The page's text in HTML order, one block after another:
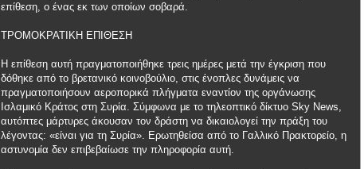
επίθεση, ο ένας εκ των οποίων σοβαρά.
ΤΡΟΜΟΚΡΑΤΙΚΗ ΕΠΙΘΕΣΗ
Η επίθεση αυτή πραγματοποιήθηκε τρεις ημέρες μετά την έγκριση που
δόθηκε από το βρετανικό κοινοβούλιο, στις ένοπλες δυνάμεις να
πραγματοποιήσουν αεροπορικά πλήγματα εναντίον της οργάνωσης
Ισλαμικό Κράτος στη Συρία. Σύμφωνα με το τηλεοπτικό δίκτυο Sky News,
αυτόπτες μάρτυρες άκουσαν τον δράστη να δικαιολογεί την πράξη του
λέγοντας: «είναι για τη Συρία». Ερωτηθείσα από το Γαλλικό Πρακτορείο, η
αστυνομία δεν επιβεβαίωσε την πληροφορία αυτή.